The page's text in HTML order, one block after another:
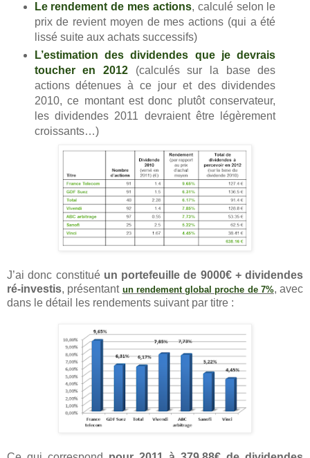
Le rendement de mes actions, calculé selon le
prix de revient moyen de mes actions (qui a été
lissé suite aux achats successifs)
L’estimation des dividendes que je devrais
toucher en 2012(calculés sur la base des
actions détenues à ce jour et des dividendes
2010, ce montant est donc plutôt conservateur,
les dividendes 2011 devraient être légèrement
croissants…)
J’ai donc constitué un portefeuille de 9000€ + dividendes
ré-investis, présentant un rendement global proche de 7%, avec
dans le détail les rendements suivant par titre :